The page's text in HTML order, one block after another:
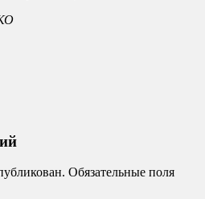
Обязательные поля